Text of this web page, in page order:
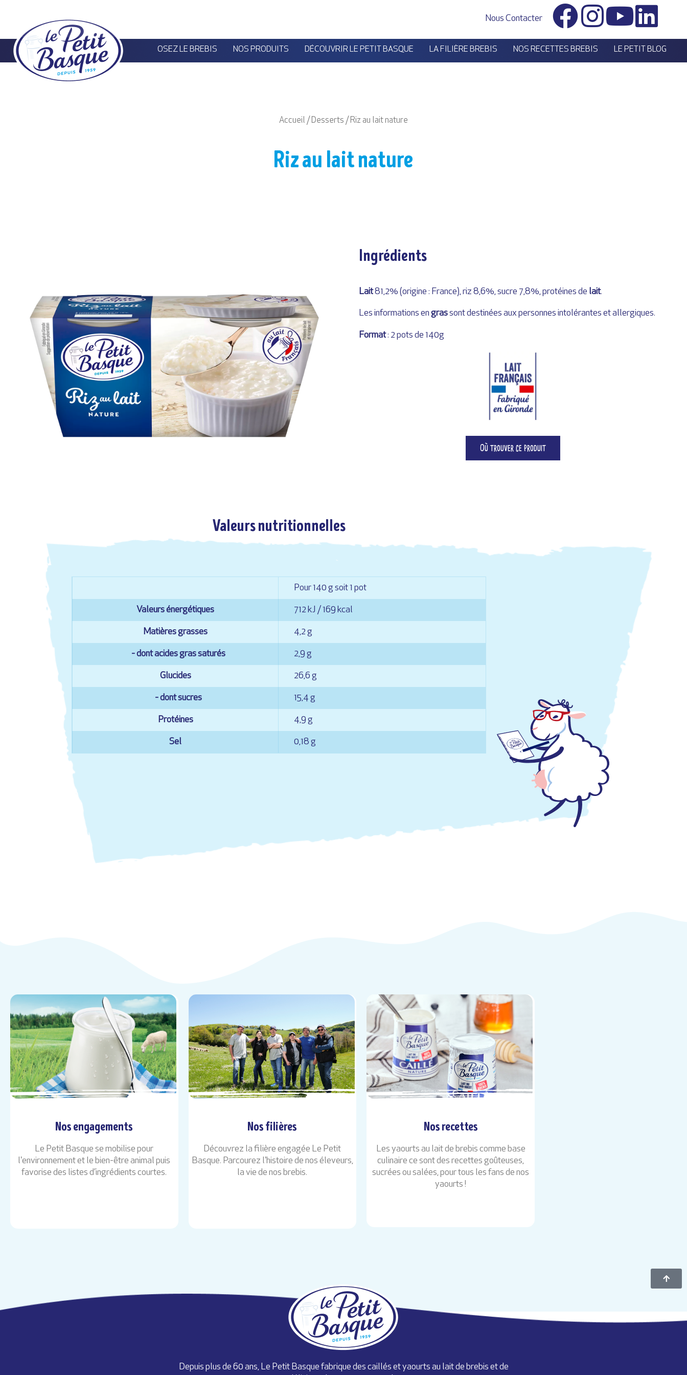
Nous Contacter
OSEZ LE BREBIS NOS PRODUITS DÉCOUVRIR LE PETIT BASQUE LA FILIÈRE BREBIS NOS RECETTES BREBIS LE PETIT BLOG
Accueil / Desserts / Riz au lait nature
Riz au lait nature
Ingrédients
Lait81,2% (origine : France), riz 8,6%, sucre 7,8%, protéines de lait.
Les informations en grassont destinées aux personnes intolérantes et allergiques.
Format: 2 pots de 140g
Où trouver ce produit
Valeurs nutritionnelles
Pour 140 g soit 1 pot
Valeurs énergétiques 712 kJ / 169 kcal
Matières grasses 4,2 g
- dont acides gras saturés 2,9 g
Glucides 26,6 g
- dont sucres 15,4 g
Protéines 4,9 g
Sel 0,18 g
Nos engagements
Le Petit Basque se mobilise pour
l'environnement et le bien-être animal puis
favorise des listes d’ingrédients courtes.
Nos filières
Découvrez la filière engagée Le Petit
Basque. Parcourez l'histoire de nos éleveurs,
la vie de nos brebis.
Nos recettes
Les yaourts au lait de brebis comme base
culinaire ce sont des recettes goûteuses,
sucrées ou salées, pour tous les fans de nos
yaourts !
Depuis plus de 60 ans, Le Petit Basque fabrique des caillés et yaourts au lait de brebis et de